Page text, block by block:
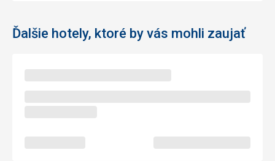
Ďalšie hotely, ktoré by vás mohli zaujať